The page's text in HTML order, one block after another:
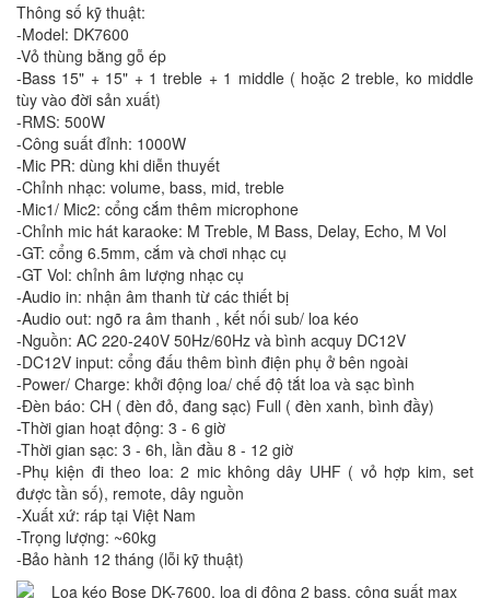
Thông số kỹ thuật:
-Model: DK7600
-Vỏ thùng bằng gỗ ép
-Bass 15" + 15" + 1 treble + 1 middle ( hoặc 2 treble, ko middle
tùy vào đời sản xuất)
-RMS: 500W
-Công suất đỉnh: 1000W
-Mic PR: dùng khi diễn thuyết
-Chỉnh nhạc: volume, bass, mid, treble
-Mic1/ Mic2: cổng cắm thêm microphone
-Chỉnh mic hát karaoke: M Treble, M Bass, Delay, Echo, M Vol
-GT: cổng 6.5mm, cắm và chơi nhạc cụ
-GT Vol: chỉnh âm lượng nhạc cụ
-Audio in: nhận âm thanh từ các thiết bị
-Audio out: ngõ ra âm thanh , kết nối sub/ loa kéo
-Nguồn: AC 220-240V 50Hz/60Hz và bình acquy DC12V
-DC12V input: cổng đấu thêm bình điện phụ ở bên ngoài
-Power/ Charge: khởi động loa/ chế độ tắt loa và sạc bình
-Đèn báo: CH ( đèn đỏ, đang sạc) Full ( đèn xanh, bình đầy)
-Thời gian hoạt động: 3 - 6 giờ
-Thời gian sạc: 3 - 6h, lần đầu 8 - 12 giờ
-Phụ kiện đi theo loa: 2 mic không dây UHF ( vỏ hợp kim, set
được tần số), remote, dây nguồn
-Xuất xứ: ráp tại Việt Nam
-Trọng lượng: ~60kg
-Bảo hành 12 tháng (lỗi kỹ thuật)